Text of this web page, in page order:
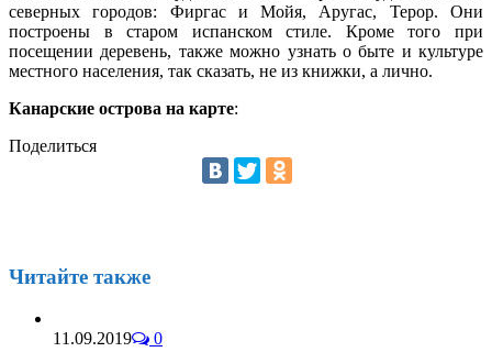
северных городов: Фиргас и Мойя, Аругас, Терор. Они
построены в старом испанском стиле. Кроме того при
посещении деревень, также можно узнать о быте и культуре
местного населения, так сказать, не из книжки, а лично.
Канарские острова на карте:
Поделиться
Читайте также
11.09.2019 0